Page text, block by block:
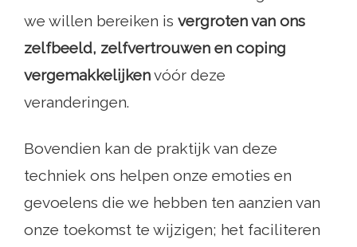
we willen bereiken is vergroten van ons
zelfbeeld, zelfvertrouwen en coping
vergemakkelijkenvóór deze
veranderingen.
Bovendien kan de praktijk van deze
techniek ons ​​helpen onze emoties en
gevoelens die we hebben ten aanzien van
onze toekomst te wijzigen; het faciliteren